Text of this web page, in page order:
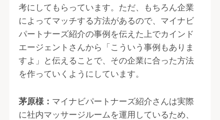
考にしてもらっています。ただ、もちろん企業
によってマッチする方法があるので、マイナビ
パートナーズ紹介の事例を伝えた上でカインド
エージェントさんから「こういう事例もありま
すよ」と伝えることで、その企業に合った方法
を作っていくようにしています。
茅原様： マイナビパートナーズ紹介さんは実際
に社内マッサージルームを運用しているため、